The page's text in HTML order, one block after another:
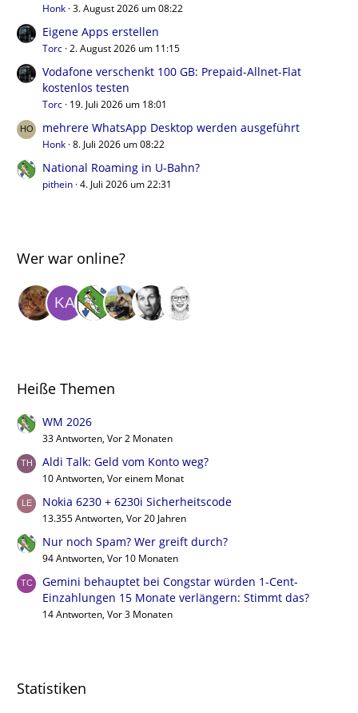
Honk 3. August 2026 um 08:22
Eigene Apps erstellen
Torc 2. August 2026 um 11:15
Vodafone verschenkt 100 GB: Prepaid-Allnet-Flat
kostenlos testen
Torc 19. Juli 2026 um 18:01
mehrere WhatsApp Desktop werden ausgeführt
Honk 8. Juli 2026 um 08:22
National Roaming in U-Bahn?
pithein 4. Juli 2026 um 22:31
Wer war online?
Heiße Themen
WM 2026
33 Antworten, Vor 2 Monaten
Aldi Talk: Geld vom Konto weg?
10 Antworten, Vor einem Monat
Nokia 6230 + 6230i Sicherheitscode
13.355 Antworten, Vor 20 Jahren
Nur noch Spam? Wer greift durch?
94 Antworten, Vor 10 Monaten
Gemini behauptet bei Congstar würden 1-Cent-
Einzahlungen 15 Monate verlängern: Stimmt das?
14 Antworten, Vor 3 Monaten
Statistiken